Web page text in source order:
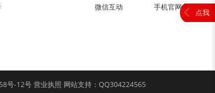
微信互动 手机官网
号-12号 营业执照 网站支持：QQ304224565
点我